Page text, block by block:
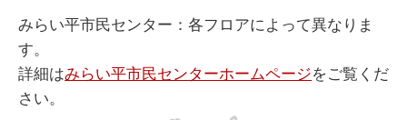
みらい平市民センター：各フロアによって異なりま
す。
詳細はみらい平市民センターホームページをご覧くだ
さい。